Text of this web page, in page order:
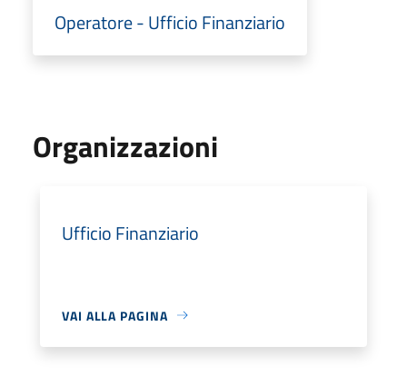
Operatore - Ufficio Finanziario
Organizzazioni
Ufficio Finanziario
VAI ALLA PAGINA